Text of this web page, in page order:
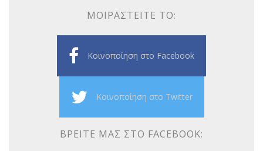
ΜΟΙΡΑΣΤΕΊΤΕ ΤΟ:
Κοινοποίηση στο Facebook
Κοινοποίηση στο Twitter
ΒΡΕΊΤΕ ΜΑΣ ΣΤΟ FACEBOOK: